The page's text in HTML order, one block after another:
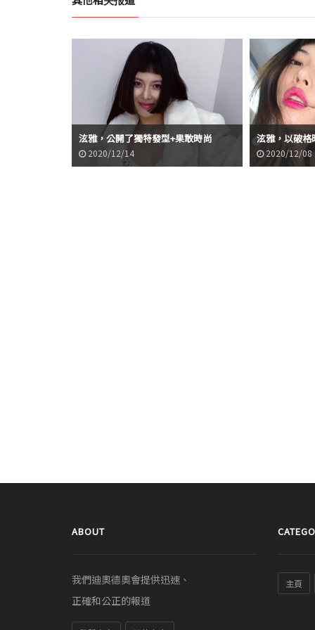
泫雅，公開了獨特發型+果敢時尚
2020/12/14
泫雅，以破格
2020/12/08
ABOUT
我們迪奧德奧會提供迅速、
正確和公正的報道
主頁